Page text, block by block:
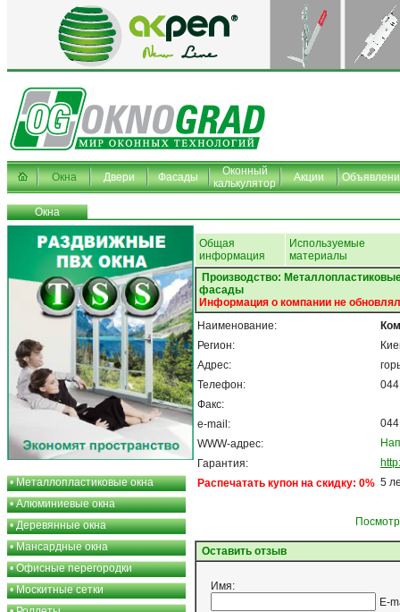
Окна Двери Фасады
Оконный
калькулятор
Акции
Окна
•Металлопластиковые окна
•Алюминиевые окна
•Деревянные окна
•Мансардные окна
•Офисные перегородки
•Москитные сетки
Общая
информация
Используемые
материалы
Производство:
фасады
Информация о компании не
Наименование:
Регион:
Адрес:
Телефон:
Факс:
e-mail:
WWW-адрес:
Гарантия:
Распечатать купон на скидку: 0% 5
Оставить отзыв
Имя:
E-